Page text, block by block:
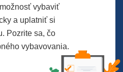
vybaviť
a uplatniť si
Pozrite sa, čo
vybavovania.